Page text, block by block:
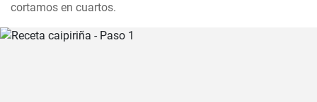
cortamos en cuartos.